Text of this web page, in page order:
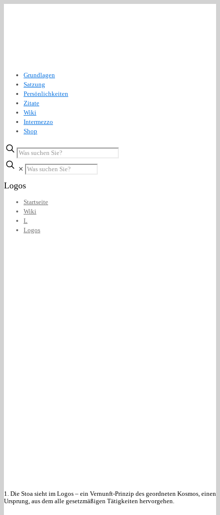
Grundlagen
Satzung
Persönlichkeiten
Zitate
Wiki
Intermezzo
Shop
✕
Logos
Startseite
Wiki
L
Logos
1. Die Stoa sieht im Logos – ein Vernunft-Prinzip des geordneten Kosmos, einen
Ursprung, aus dem alle gesetzmäßigen Tätigkeiten hervorgehen.